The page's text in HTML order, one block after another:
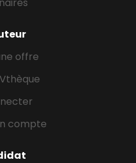
offre
compte